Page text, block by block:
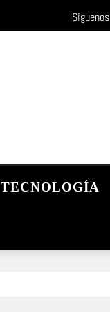
Síguenos
TECNOLOGÍA